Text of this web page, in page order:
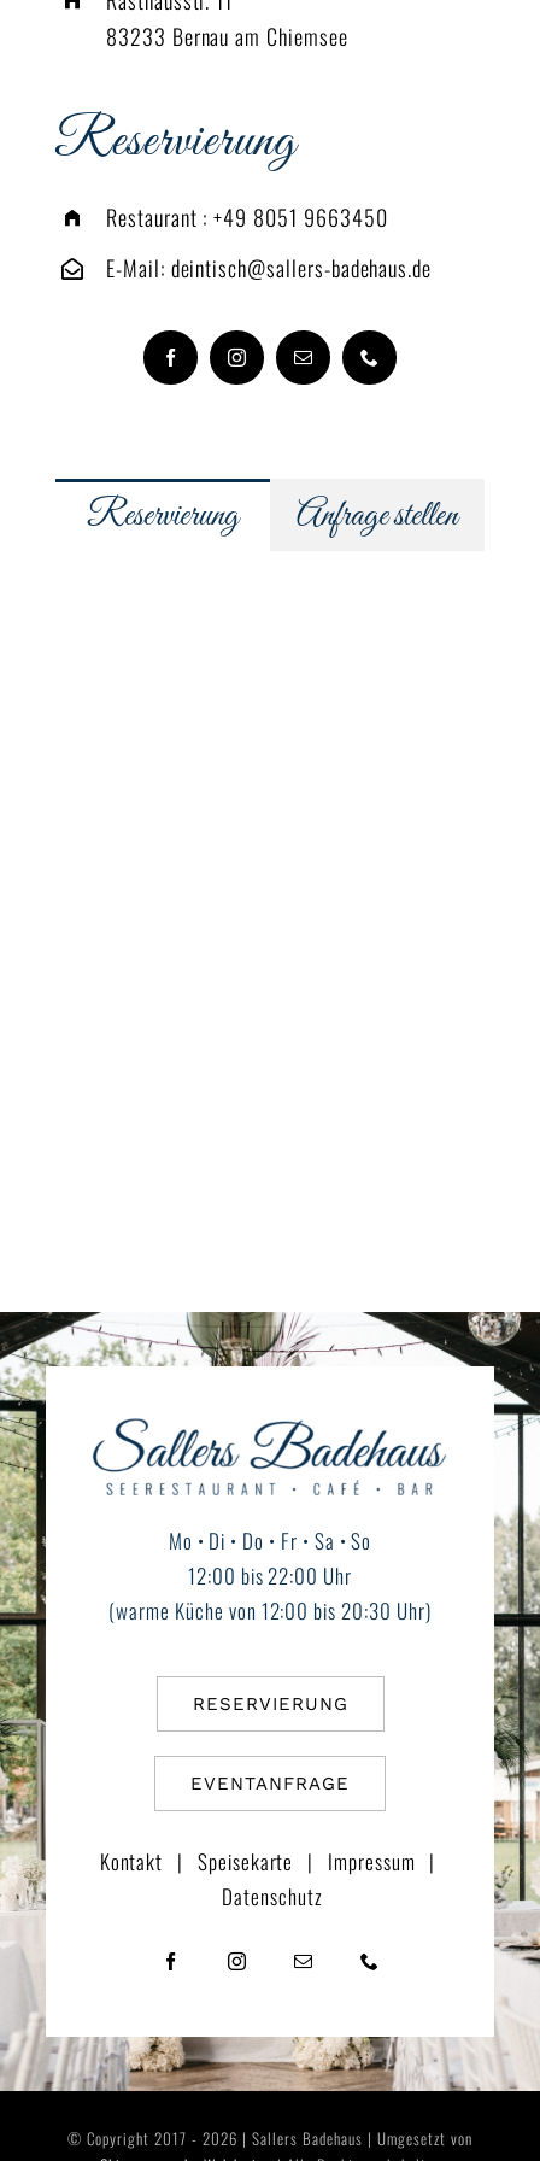
83233 Bernau am Chiemsee
Reservierung
Restaurant :+49 8051 9663450
E-Mail: deintisch@sallers-badehaus.de
Reservierung Anfrage stellen
Mo • Di • Do • Fr • Sa • So
12:00 bis 22:00 Uhr
(warme Küche von 12:00 bis 20:30 Uhr)
RESERVIERUNG
EVENTANFRAGE
Kontakt | Speisekarte | Impressum |
Datenschutz
© Copyright 2017 - 2026 | Sallers Badehaus | Umgesetzt von